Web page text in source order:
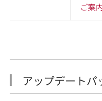
ご案
アップデートパ